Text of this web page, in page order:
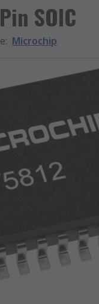
SOIC
: Microchip